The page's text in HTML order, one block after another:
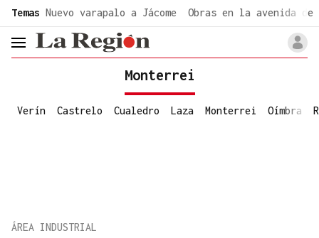
Temas Nuevo varapalo a Jácome Obras en la avenida de
header.menu.open
Monterrei
Verín Castrelo Cualedro Laza Monterrei Oímbra
ÁREA INDUSTRIAL